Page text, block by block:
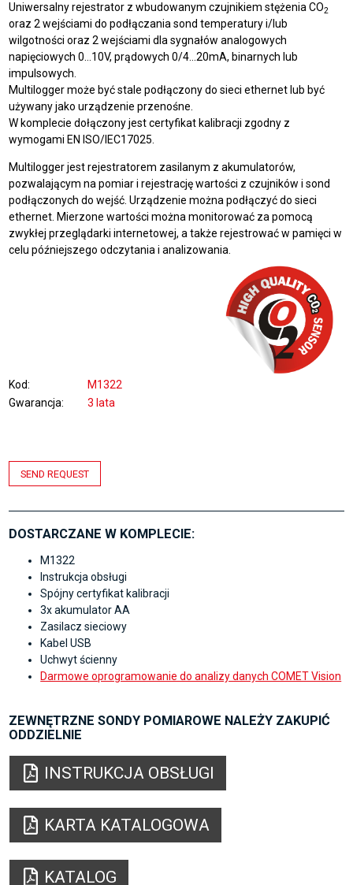
Uniwersalny rejestrator z wbudowanym czujnikiem stężenia CO2
oraz 2 wejściami do podłączania sond temperatury i/lub
wilgotności oraz 2 wejściami dla sygnałów analogowych
napięciowych 0…10V, prądowych 0/4…20mA, binarnych lub
impulsowych.
Multilogger może być stale podłączony do sieci ethernet lub być
używany jako urządzenie przenośne.
W komplecie dołączony jest certyfikat kalibracji zgodny z
wymogami EN ISO/IEC17025.
Multilogger jest rejestratorem zasilanym z akumulatorów,
pozwalającym na pomiar i rejestrację wartości z czujników i sond
podłączonych do wejść. Urządzenie można podłączyć do sieci
ethernet. Mierzone wartości można monitorować za pomocą
zwykłej przeglądarki internetowej, a także rejestrować w pamięci w
celu późniejszego odczytania i analizowania.
Kod
M1322
Gwarancja
3 lata
SEND REQUEST
DOSTARCZANE W KOMPLECIE:
M1322
Instrukcja obsługi
Spójny certyfikat kalibracji
3x akumulator AA
Zasilacz sieciowy
Kabel USB
Uchwyt ścienny
Darmowe oprogramowanie do analizy danych COMET Vision
ZEWNĘTRZNE SONDY POMIAROWE NALEŻY ZAKUPIĆ
ODDZIELNIE
INSTRUKCJA OBSŁUGI
KARTA KATALOGOWA
KATALOG